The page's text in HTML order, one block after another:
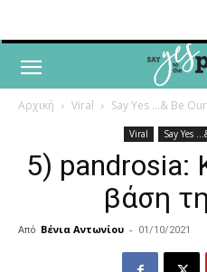
Αρχική Viral Say Yes ...& Be
Viral Say Yes
5) pandrosia:
βάση
Από Βένια Αντωνίου - 01/10/2021